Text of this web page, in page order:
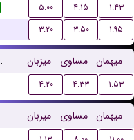
۵.۰۰ ۴.۱۵
۱.۴۳
۳.۲۰ ۳.۵۰ ۱.۹۵
میزبان مساوی میهمان
۴.۲۰ ۴.۳۳ ۱.۵۳
میزبان مساوی میهمان